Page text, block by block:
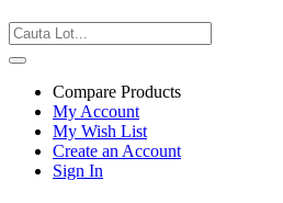
Compare Products
My Account
My Wish List
Create an Account
Sign In